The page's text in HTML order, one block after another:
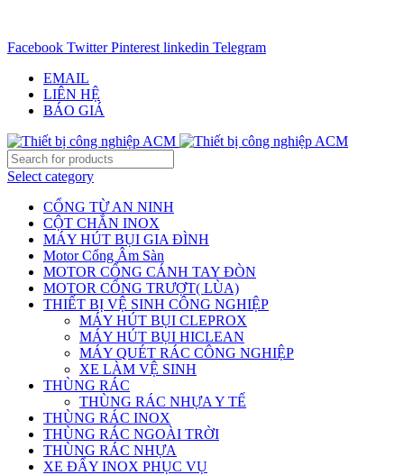
Facebook Twitter Pinterest linkedin Telegram
EMAIL
LIÊN HỆ
BÁO GIÁ
Select category
CỔNG TỪ AN NINH
CỘT CHẮN INOX
MÁY HÚT BỤI GIA ĐÌNH
Motor Cổng Âm Sàn
MOTOR CỔNG CÁNH TAY ĐÒN
MOTOR CỔNG TRƯỢT( LÙA)
THIẾT BỊ VỆ SINH CÔNG NGHIỆP
MÁY HÚT BỤI CLEPROX
MÁY HÚT BỤI HICLEAN
MÁY QUÉT RÁC CÔNG NGHIỆP
XE LÀM VỆ SINH
THÙNG RÁC
THÙNG RÁC NHỰA Y TẾ
THÙNG RÁC INOX
THÙNG RÁC NGOÀI TRỜI
THÙNG RÁC NHỰA
XE ĐẨY INOX PHỤC VỤ